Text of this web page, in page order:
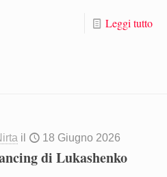
Leggi tutto
il 18 Giugno 2026
di Lukashenko